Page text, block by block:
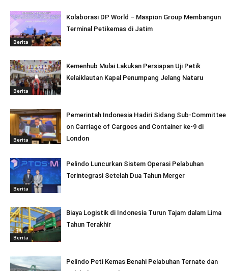
Berita
Kolaborasi DP World – Maspion Group Membangun
Terminal Petikemas di Jatim
Berita
Kemenhub Mulai Lakukan Persiapan Uji Petik
Kelaiklautan Kapal Penumpang Jelang Nataru
Berita
Pemerintah Indonesia Hadiri Sidang Sub-Committee
on Carriage of Cargoes and Container ke-9 di
London
Berita
Pelindo Luncurkan Sistem Operasi Pelabuhan
Terintegrasi Setelah Dua Tahun Merger
Berita
Biaya Logistik di Indonesia Turun Tajam dalam Lima
Tahun Terakhir
Pelindo Peti Kemas Benahi Pelabuhan Ternate dan